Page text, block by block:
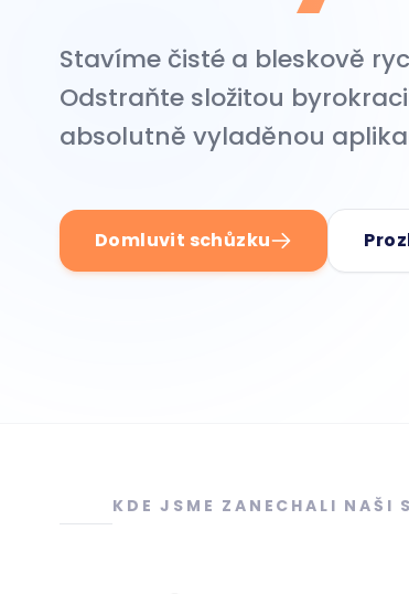
Stavíme čisté a bleskově
Odstraňte složitou
absolutně vyladěnou
Domluvit schůzku
KDE JSME ZANECHALI NAŠI